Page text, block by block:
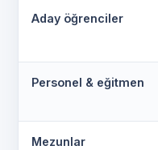
Aday öğrenciler
Personel & eğitmen
Mezunlar